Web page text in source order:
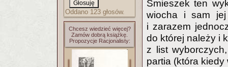
Oddano 123 głosów.
Chcesz wiedzieć więcej?
Zamów dobrą książkę.
Propozycje Racjonalisty:
Śmieszek ten
wiocha i sam jej
i zarazem
do której należy i
z list
partia (która